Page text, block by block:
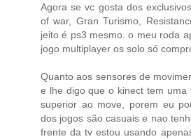
Agora se vc gosta dos
of war, Gran Turismo,
jeito é ps3 mesmo. o meu roda
jogo multiplayer os solo só
Quanto aos sensores de
e lhe digo que o kinect tem uma
superior ao move, porem eu
dos jogos são casuais e nao
frente da tv estou usando